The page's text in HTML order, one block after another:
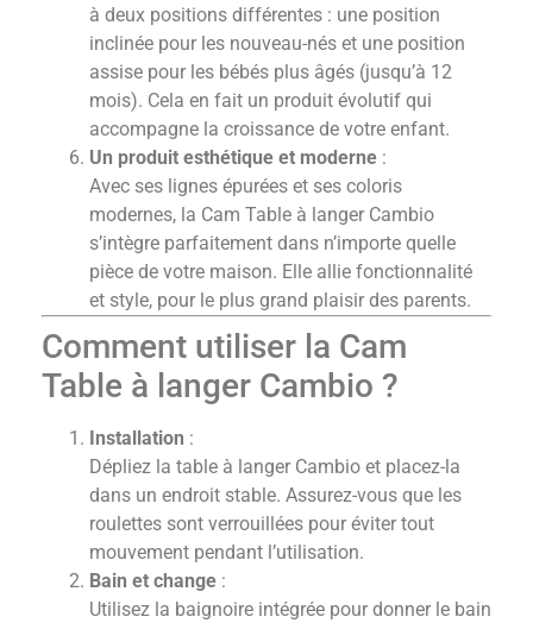
à deux positions différentes : une position
inclinée pour les nouveau-nés et une position
assise pour les bébés plus âgés (jusqu’à 12
mois). Cela en fait un produit évolutif qui
accompagne la croissance de votre enfant.
Un produit esthétique et moderne :
Avec ses lignes épurées et ses coloris
modernes, la Cam Table à langer Cambio
s’intègre parfaitement dans n’importe quelle
pièce de votre maison. Elle allie fonctionnalité
et style, pour le plus grand plaisir des parents.
Comment utiliser la Cam
Table à langer Cambio ?
Installation :
Dépliez la table à langer Cambio et placez-la
dans un endroit stable. Assurez-vous que les
roulettes sont verrouillées pour éviter tout
mouvement pendant l’utilisation.
Bain et change :
Utilisez la baignoire intégrée pour donner le bain